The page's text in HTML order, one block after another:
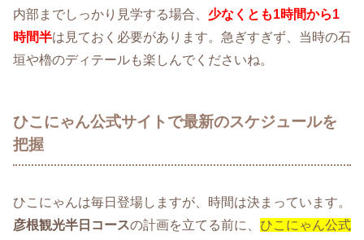
内部までしっかり見学する場合、 少なくとも1時間から1
時間半は見ておく必要があります。急ぎすぎず、当時の石
垣や櫓のディテールも楽しんでくださいね。
ひこにゃん公式サイトで最新のスケジュールを
把握
ひこにゃんは毎日登場しますが、時間は決まっています。
彦根観光半日コースの計画を立てる前に、 ひこにゃん公式